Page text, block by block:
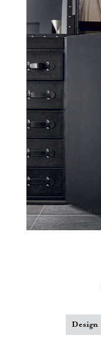
Design